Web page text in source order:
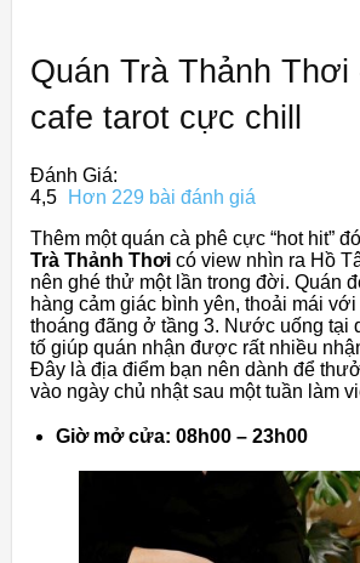
Quán Trà Thảnh
cafe tarot cực chill
Đánh Giá:
4,5
Hơn 229 bài đánh giá
Thêm một quán cà phê cực “hot hit”
Trà Thảnh Thơi có view nhìn ra Hồ
nên ghé thử một lần trong đời. Quán
hàng cảm giác bình yên, thoải mái
thoáng đãng ở tầng 3. Nước uống tại
tố giúp quán nhận được rất nhiều
Đây là địa điểm bạn nên dành để
vào ngày chủ nhật sau một tuần làm
Giờ mở cửa: 08h00 – 23h00